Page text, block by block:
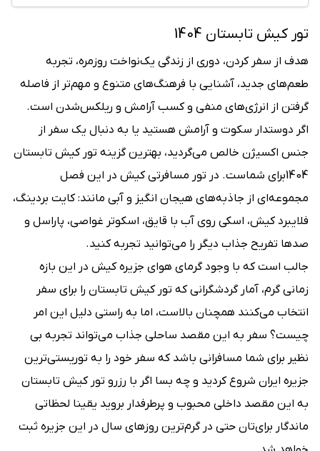
تور کیش تابستان 1404
هدف از سفر کردن، دوری از زندگی یک‌نواخت روزمره، تجربه
طعم‌‌های جدید، آشنایی با فرهنگ‌های متنوع و مهم‌تر از فاصله
گرفتن از انرژی‌‌های منفی و کسب آرامش و ریلکس‌شدن است.
اگر دوستدار سکوت و آرامش هستید یا به دنبال یک سفر از
جنس اکسیژن خالص می‌گردید، بهترین گزینه تور کیش تابستان
1404برای شماست. در تور مسافرتی کیش در این فصل
مجموعه‌ای از جاذبه‌های هیجان ‌انگیز و آبی مانند: کایت بردینگ،
فلایبرد کیش، اسکی روی آب با قایق، اسکوتر غواصی، پاراسل و
صدها تفریح جذاب دیگر را می‌توانید تجربه کنید.
جالب است که با وجود گرمای هوای جزیره کیش در این بازه
زمانی گرم، آمار گردشگرانی که تور کیش تابستان را برای سفر
انتخاب می‌‌کنند همچنان بالاست، اما به راستی دلیل این امر
چیست؟ سفر به این مقصد ساحلی جذاب می‌تواند تجربه بی
نظیر برای شما مسافرانی باشد که سفر خود را به توریستی‌ترین
جزیره ایران شروع کردید و چه بسا اگر با رزرو تور کیش تابستان
به این مقصد داخلی محبوب و پرطرفدار بروید یقینا لحظاتی
ماندگار برای‌تان حتی در گرم‌ترین روزهای سال در این جزیره ثبت